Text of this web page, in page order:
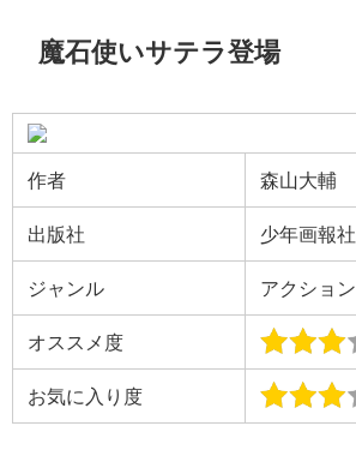
魔石使いサテラ登場
作者 森山大輔
出版社 少年画報社
ジャンル アクション
オススメ度
お気に入り度